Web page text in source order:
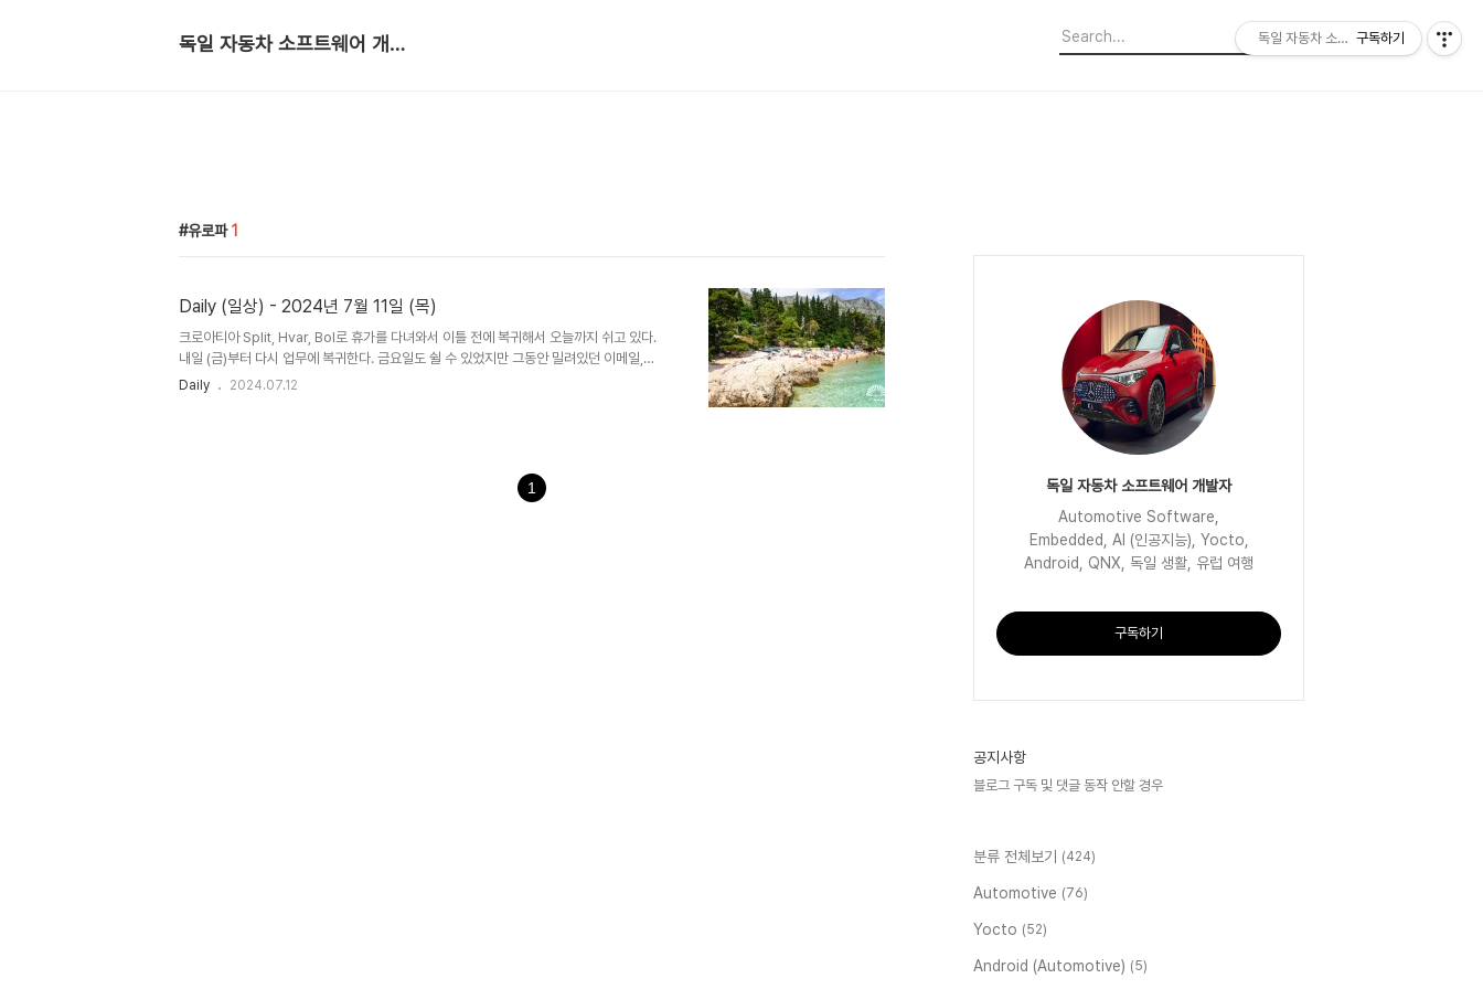
독일 자동차 소프트웨어 개발자
유로파 1
Daily (일상) - 2024년 7월 11일 (목)
크로아티아 Split, Hvar, Bol로 휴가를 다녀와서 이틀 전에 복귀해서 오늘까지 쉬고 있다.
내일 (금)부터 다시 업무에 복귀한다. 금요일도 쉴 수 있었지만 그동안 밀려있던 이메일,
MS Teams 메시지 등을 처리하고 다음주 월요일부터 깔끔하게 일을 시작하기 위해 주말
까지 각각의 마일스톤별로 어떻게 일을 할지 논의할 예정이다. 일단 개인적으로..
Daily 2024.07.12
1
독일 자동차 소프트웨어 개발자
Automotive Software,
Embedded, AI (인공지능), Yocto,
Android, QNX, 독일 생활, 유럽 여행
구독하기
공지사항
블로그 구독 및 댓글 동작 안할 경우
분류 전체보기 (424)
Automotive (76)
Yocto (52)
Android (Automotive) (5)
독일 자동차 소프트웨어 개발자
구독하기